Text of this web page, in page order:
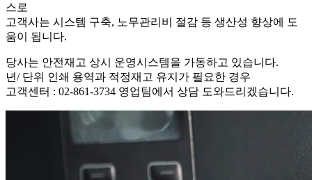
스로
고객사는 시스템 구축, 노무관리비 절감 등 생산성 향상에 도
움이 됩니다.
당사는 안전재고 상시 운영시스템을 가동하고 있습니다.
년/ 단위 인쇄 용역과 적정재고 유지가 필요한 경우
고객센터 : 02-861-3734 영업팀에서 상담 도와드리겠습니다.